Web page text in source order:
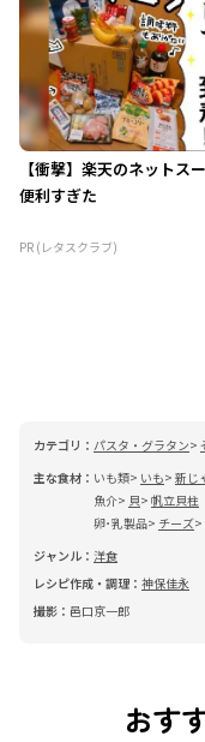
【衝撃】楽天のネットス
便利すぎた
PR (レタスクラブ)
カテゴリ： パスタ・グラタン
主な食材： いも類 いも
新じ
魚介
貝 帆立貝柱
卵･乳製品
チーズ
ジャンル： 洋食
レシピ作成・調理： 神保佳永
撮影： 邑口京一郎
おす